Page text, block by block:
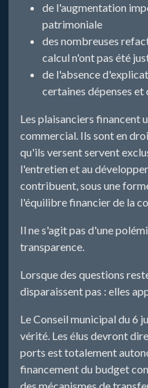
de l'augmentation
patrimoniale
des nombreuses
calcul n'ont pas été
de l'absence
certaines dépenses
Les plaisanciers financent
commercial. Ils sont en
qu'ils versent servent
l'entretien et au
contribuent, sous une
l'équilibre financier de la
Il ne s'agit pas d'une
transparence.
Lorsque des questions
disparaissent pas : elles
Le Conseil municipal du 6
vérité. Les élus devront
ports est totalement
financement du budget